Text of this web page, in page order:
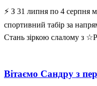
⚡ З 31 липня по 4 серпня
спортивний табір за
Стань зіркою слалому з
Вітаємо Сандру з